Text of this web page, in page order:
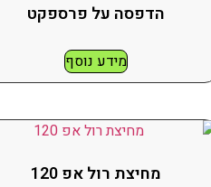
הדפסה על פרספקט
מידע נוסף
מחיצת רול אפ 120